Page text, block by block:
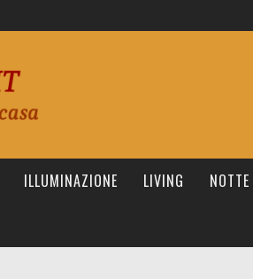
ILLUMINAZIONE LIVING NOTTE